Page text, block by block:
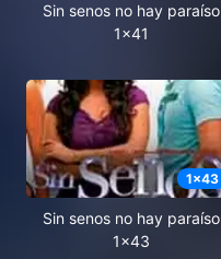
Sin senos no hay paraíso
1x41
1x43
Sin senos no hay paraíso
1x43